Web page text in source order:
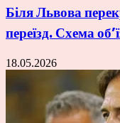
Біля Львова
переїзд. Схема
18.05.2026